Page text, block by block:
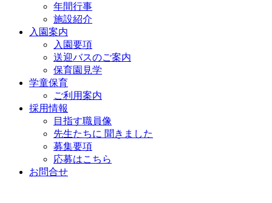
年間行事
施設紹介
入園案内
入園要項
送迎バスのご案内
保育園見学
学童保育
ご利用案内
採用情報
目指す職員像
先生たちに 聞きました
募集要項
応募はこちら
お問合せ